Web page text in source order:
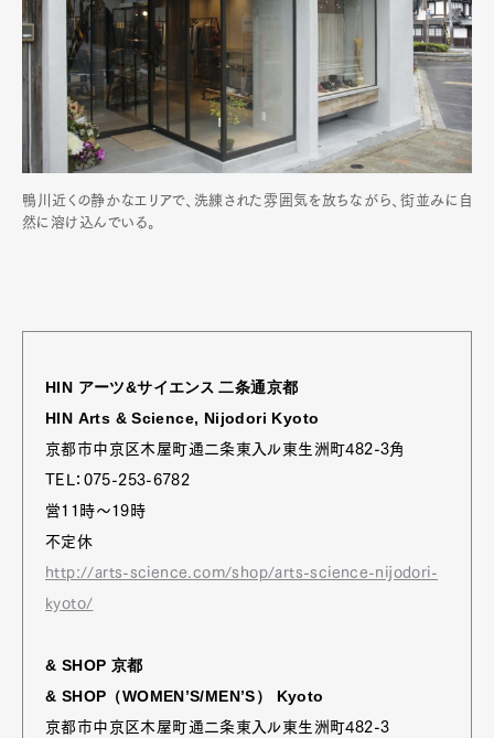
鴨川近くの静かなエリアで、洗練された雰囲気を放ちながら、街並みに自
然に溶け込んでいる。
HIN アーツ&サイエンス 二条通京都
HIN Arts & Science, Nijodori Kyoto
京都市中京区木屋町通二条東入ル東生洲町482-3角
TEL：075-253-6782
営11時～19時
不定休
http://arts-science.com/shop/arts-science-nijodori-
kyoto/
& SHOP 京都
& SHOP（WOMEN’S/MEN’S） Kyoto
京都市中京区木屋町通二条東入ル東生洲町482-3